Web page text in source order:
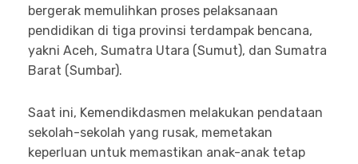
bergerak memulihkan proses pelaksanaan
pendidikan di tiga provinsi terdampak bencana,
yakni Aceh, Sumatra Utara (Sumut), dan Sumatra
Barat (Sumbar).
Saat ini, Kemendikdasmen melakukan pendataan
sekolah-sekolah yang rusak, memetakan
keperluan untuk memastikan anak-anak tetap